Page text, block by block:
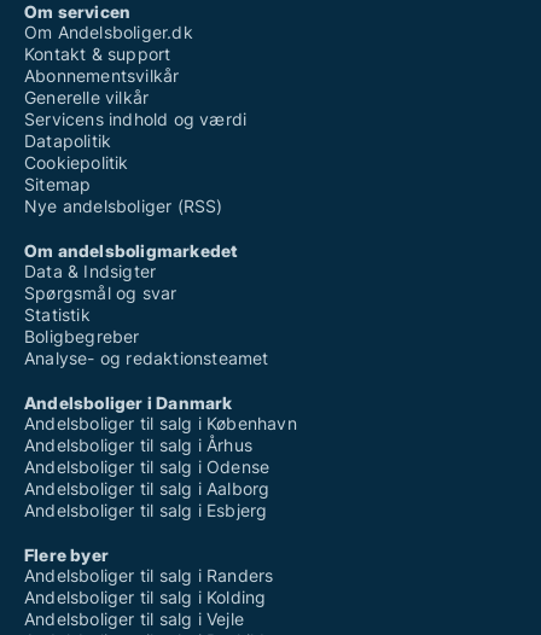
Om servicen
Om Andelsboliger.dk
Kontakt & support
Abonnementsvilkår
Generelle vilkår
Servicens indhold og værdi
Datapolitik
Cookiepolitik
Sitemap
Nye andelsboliger (RSS)
Om andelsboligmarkedet
Data & Indsigter
Spørgsmål og svar
Statistik
Boligbegreber
Analyse- og redaktionsteamet
Andelsboliger i Danmark
Andelsboliger til salg i København
Andelsboliger til salg i Århus
Andelsboliger til salg i Odense
Andelsboliger til salg i Aalborg
Andelsboliger til salg i Esbjerg
Flere byer
Andelsboliger til salg i Randers
Andelsboliger til salg i Kolding
Andelsboliger til salg i Vejle